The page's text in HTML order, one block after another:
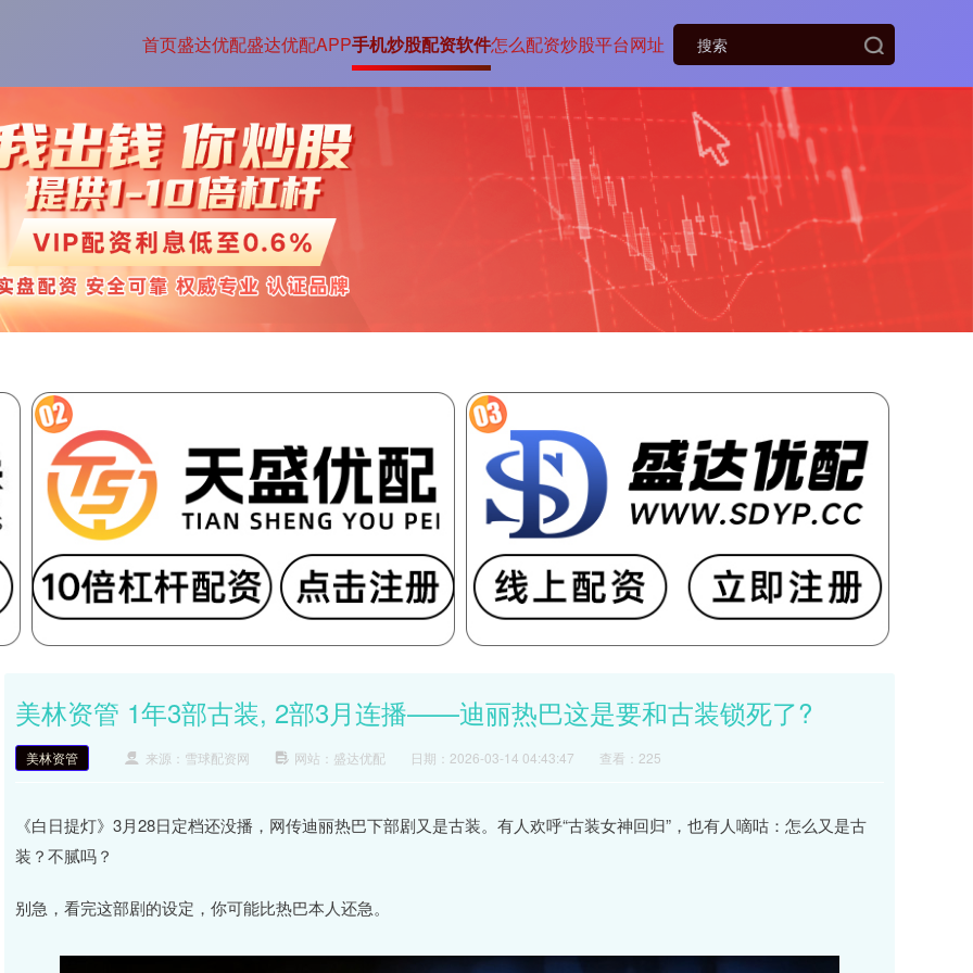
首页盛达优配盛达优配APP手机炒股配资软件怎么配资炒股平台网址
美林资管 1年3部古装, 2部3月连播——迪丽热巴这是要和古装锁死了?
美林资管 来源：雪球配资网 网站：盛达优配 日期：2026-03-14 04:43:47 查看：225
《白日提灯》3月28日定档还没播，网传迪丽热巴下部剧又是古装。有人欢呼“古装女神回归”，也有人嘀咕：怎么又是古
装？不腻吗？
别急，看完这部剧的设定，你可能比热巴本人还急。